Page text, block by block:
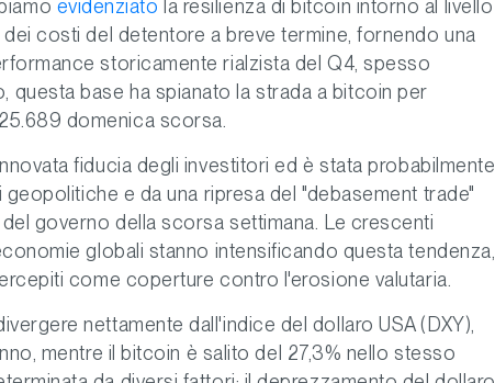
evidenziato la resilienza di bitcoin intorno al livello
costi del detentore a breve termine, fornendo una
storicamente rialzista del Q4, spesso
questa base ha spianato la strada a bitcoin per
domenica scorsa.
fiducia degli investitori ed è stata probabilmente
e da una ripresa del "debasement trade"
governo della scorsa settimana. Le crescenti
globali stanno intensificando questa tendenza,
come coperture contro l'erosione valutaria.
nettamente dall'indice del dollaro USA (DXY),
mentre il bitcoin è salito del 27,3% nello stesso